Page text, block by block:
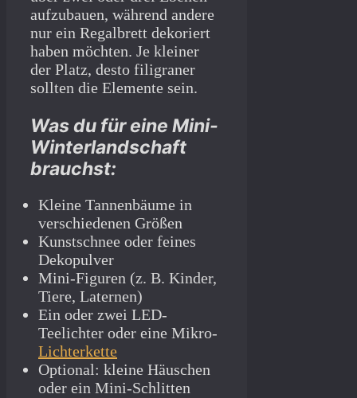
aufzubauen, während andere
nur ein Regalbrett dekoriert
haben möchten. Je kleiner
der Platz, desto filigraner
sollten die Elemente sein.
Was du für eine Mini-
Winterlandschaft
brauchst:
Kleine Tannenbäume in
verschiedenen Größen
Kunstschnee oder feines
Dekopulver
Mini-Figuren (z. B. Kinder,
Tiere, Laternen)
Ein oder zwei LED-
Teelichter oder eine Mikro-
Lichterkette
Optional: kleine Häuschen
oder ein Mini-Schlitten